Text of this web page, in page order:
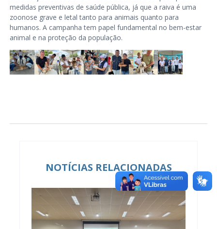
medidas preventivas de saúde pública, já que a raiva é uma
zoonose grave e letal tanto para animais quanto para
humanos. A campanha tem papel fundamental no bem-estar
animal e na proteção da população.
NOTÍCIAS RELACIONADAS